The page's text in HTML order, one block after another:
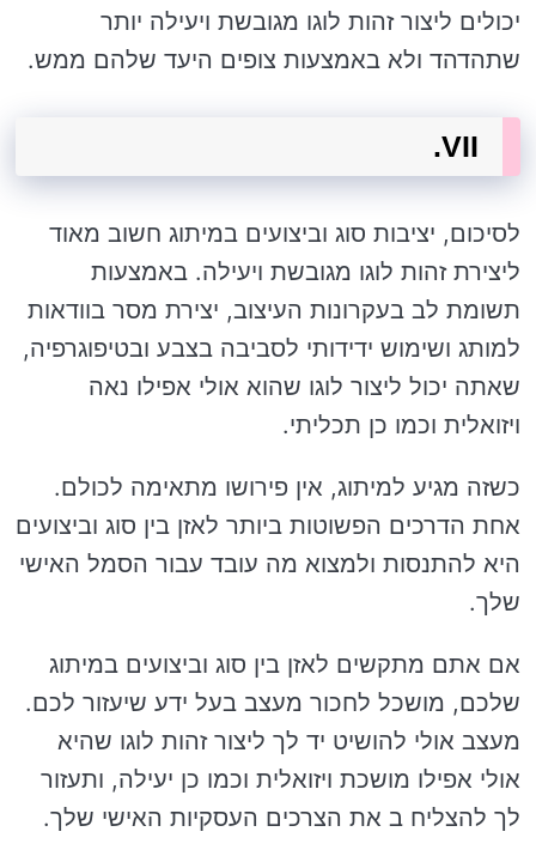
יכולים ליצור זהות לוגו מגובשת ויעילה יותר
שתהדהד ולא באמצעות צופים היעד שלהם ממש.
VII.
לסיכום, יציבות סוג וביצועים במיתוג חשוב מאוד
ליצירת זהות לוגו מגובשת ויעילה. באמצעות
תשומת לב בעקרונות העיצוב, יצירת מסר בוודאות
למותג ושימוש ידידותי לסביבה בצבע ובטיפוגרפיה,
שאתה יכול ליצור לוגו שהוא אולי אפילו נאה
ויזואלית וכמו כן תכליתי.
כשזה מגיע למיתוג, אין פירושו מתאימה לכולם.
אחת הדרכים הפשוטות ביותר לאזן בין סוג וביצועים
היא להתנסות ולמצוא מה עובד עבור הסמל האישי
שלך.
אם אתם מתקשים לאזן בין סוג וביצועים במיתוג
שלכם, מושכל לחכור מעצב בעל ידע שיעזור לכם.
מעצב אולי להושיט יד לך ליצור זהות לוגו שהיא
אולי אפילו מושכת ויזואלית וכמו כן יעילה, ותעזור
לך להצליח ב את הצרכים העסקיות האישי שלך.